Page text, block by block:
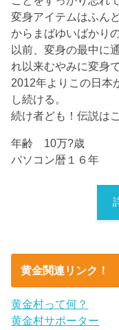
変身アイテムはふん
からまばゆいばかり
以前、変身の最中に
れ以来むやみに変身
2012年よりこの日本
し続ける。
続け者ども！伝説は
年齢 10万?歳
パソコン暦１６年
黄金関連リンク！
黄金村って何？
黄金村サポーター